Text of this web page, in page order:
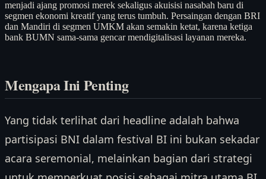
menjadi ajang promosi merek sekaligus akuisisi nasabah baru di
segmen ekonomi kreatif yang terus tumbuh. Persaingan dengan BRI
dan Mandiri di segmen UMKM akan semakin ketat, karena ketiga
bank BUMN sama-sama gencar mendigitalisasi layanan mereka.
Mengapa Ini Penting
Yang tidak terlihat dari headline adalah bahwa
partisipasi BNI dalam festival BI ini bukan sekadar
acara seremonial, melainkan bagian dari strategi